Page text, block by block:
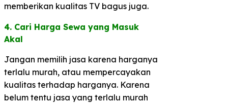
memberikan kualitas TV bagus juga.
4. Cari Harga Sewa yang Masuk
Akal​
Jangan memilih jasa karena harganya
terlalu murah, atau mempercayakan
kualitas terhadap harganya. Karena
belum tentu jasa yang terlalu murah